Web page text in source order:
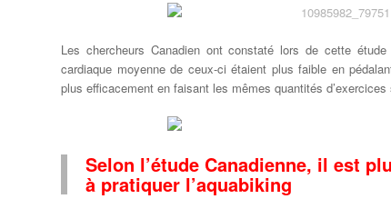
Les chercheurs Canadien ont constaté lors de cette
cardiaque moyenne de ceux-ci étaient plus faible en
plus efficacement en faisant les mêmes quantités d’exercices
Selon l’étude Canadienne, il est
à pratiquer l’aquabiking